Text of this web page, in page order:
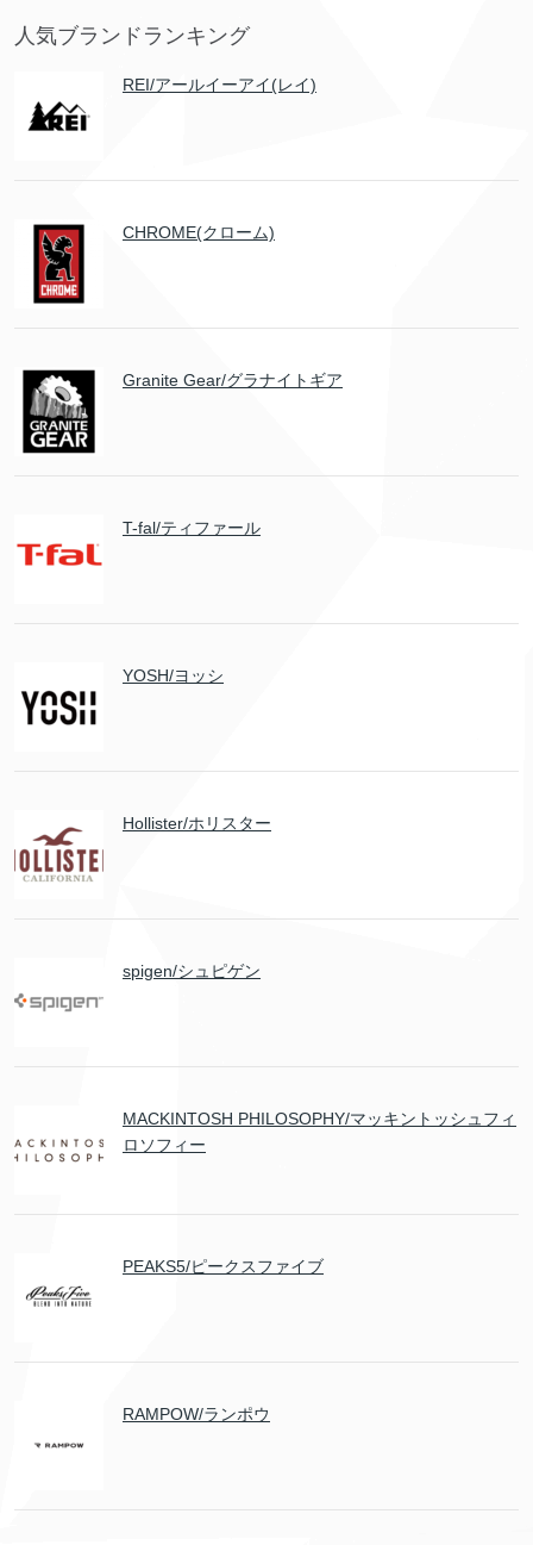
人気ブランドランキング
REI/アールイーアイ(レイ)
CHROME(クローム)
Granite Gear/グラナイトギア
T-fal/ティファール
YOSH/ヨッシ
Hollister/ホリスター
spigen/シュピゲン
MACKINTOSH PHILOSOPHY/マッキントッシュフィ
ロソフィー
PEAKS5/ピークスファイブ
RAMPOW/ランポウ